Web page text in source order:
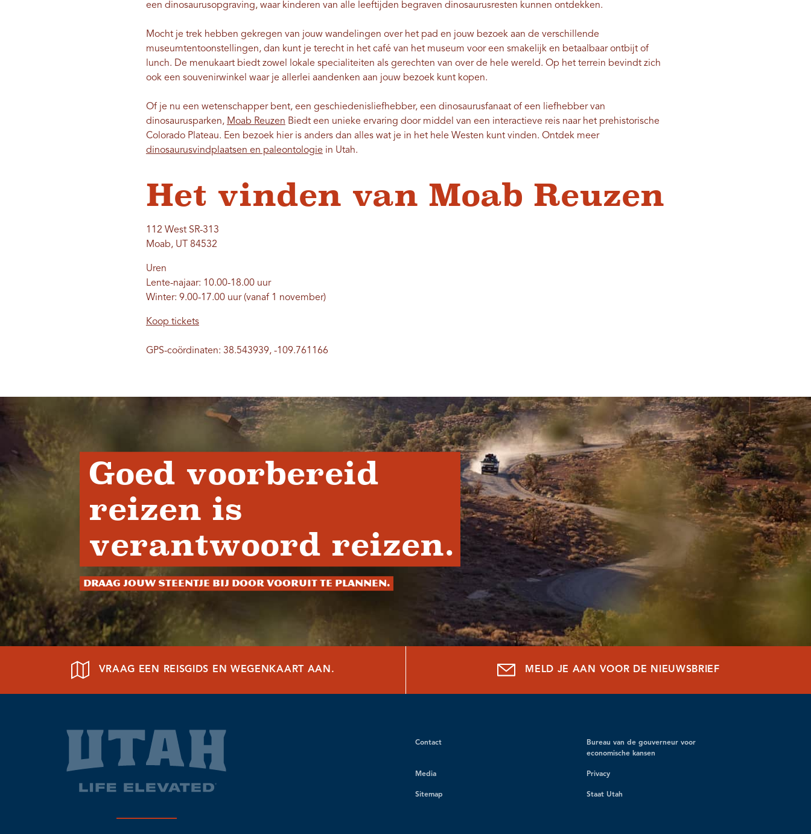
een dinosaurusopgraving, waar kinderen van alle leeftijden begraven dinosaurusresten kunnen ontdekken.
Mocht je trek hebben gekregen van jouw wandelingen over het pad en jouw bezoek aan de verschillende
museumtentoonstellingen, dan kunt je terecht in het café van het museum voor een smakelijk en betaalbaar ontbijt of
lunch. De menukaart biedt zowel lokale specialiteiten als gerechten van over de hele wereld. Op het terrein bevindt zich
ook een souvenirwinkel waar je allerlei aandenken aan jouw bezoek kunt kopen.
Of je nu een wetenschapper bent, een geschiedenisliefhebber, een dinosaurusfanaat of een liefhebber van
dinosaurusparken, Moab Reuzen Biedt een unieke ervaring door middel van een interactieve reis naar het prehistorische
Colorado Plateau. Een bezoek hier is anders dan alles wat je in het hele Westen kunt vinden. Ontdek meer
dinosaurusvindplaatsen en paleontologie in Utah.
Het vinden van Moab Reuzen
112 West SR-313
Moab, UT 84532
Uren
Lente-najaar: 10.00-18.00 uur
Winter: 9.00-17.00 uur (vanaf 1 november)
Koop tickets
GPS-coördinaten: 38.543939, -109.761166
Goed voorbereid
reizen is
verantwoord reizen.
Draag jouw steentje bij door vooruit te plannen.
VRAAG EEN REISGIDS EN WEGENKAART AAN. MELD JE AAN VOOR DE NIEUWSBRIEF
Contact
Bureau van de gouverneur voor
economische kansen
Media Privacy
Sitemap Staat Utah